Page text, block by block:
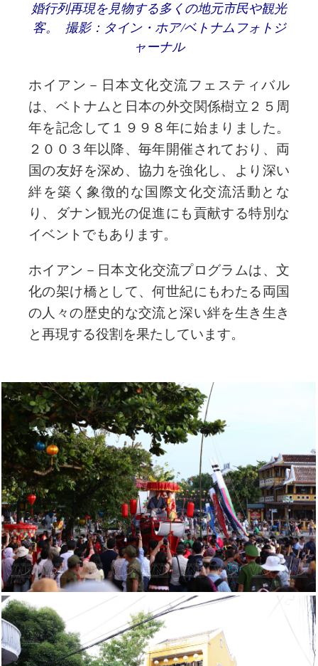
婚行列再現を見物する多くの地元市民や観光
客。 撮影：タイン・ホア/ベトナムフォトジ
ャーナル
ホイアン－日本文化交流フェスティバル
は、ベトナムと日本の外交関係樹立２５周
年を記念して１９９８年に始まりました。
２００３年以降、毎年開催されており、両
国の友好を深め、協力を強化し、より深い
絆を築く象徴的な国際文化交流活動とな
り、ダナン観光の促進にも貢献する特別な
イベントでもあります。
ホイアン－日本文化交流プログラムは、文
化の架け橋として、何世紀にもわたる両国
の人々の歴史的な交流と深い絆を生き生き
と再現する役割を果たしています。